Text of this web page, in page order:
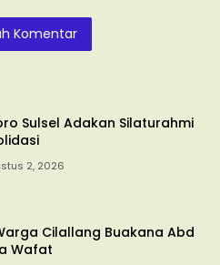
Komentar
Sulsel Adakan Silaturahmi
2, 2026
Cilallang Buakana Abd
Wafat